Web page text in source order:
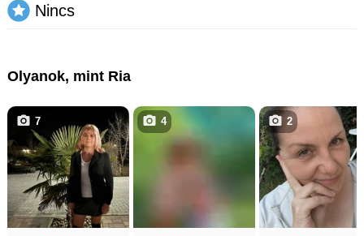
Nincs
Olyanok, mint Ria
7 4 2